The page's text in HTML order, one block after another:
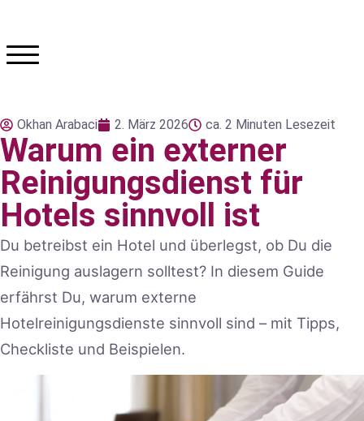
Okhan Arabaci 2. März 2026 ca. 2 Minuten Lesezeit
Warum ein externer
Reinigungsdienst für
Hotels sinnvoll ist
Du betreibst ein Hotel und überlegst, ob Du die
Reinigung auslagern solltest? In diesem Guide
erfährst Du, warum externe
Hotelreinigungsdienste sinnvoll sind – mit Tipps,
Checkliste und Beispielen.